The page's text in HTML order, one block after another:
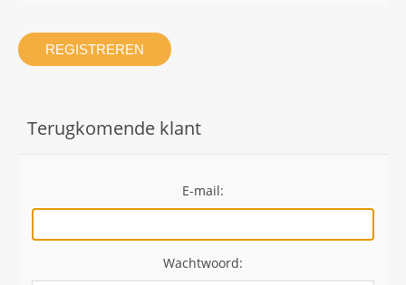
REGISTREREN
Terugkomende klant
E-mail:
Wachtwoord: